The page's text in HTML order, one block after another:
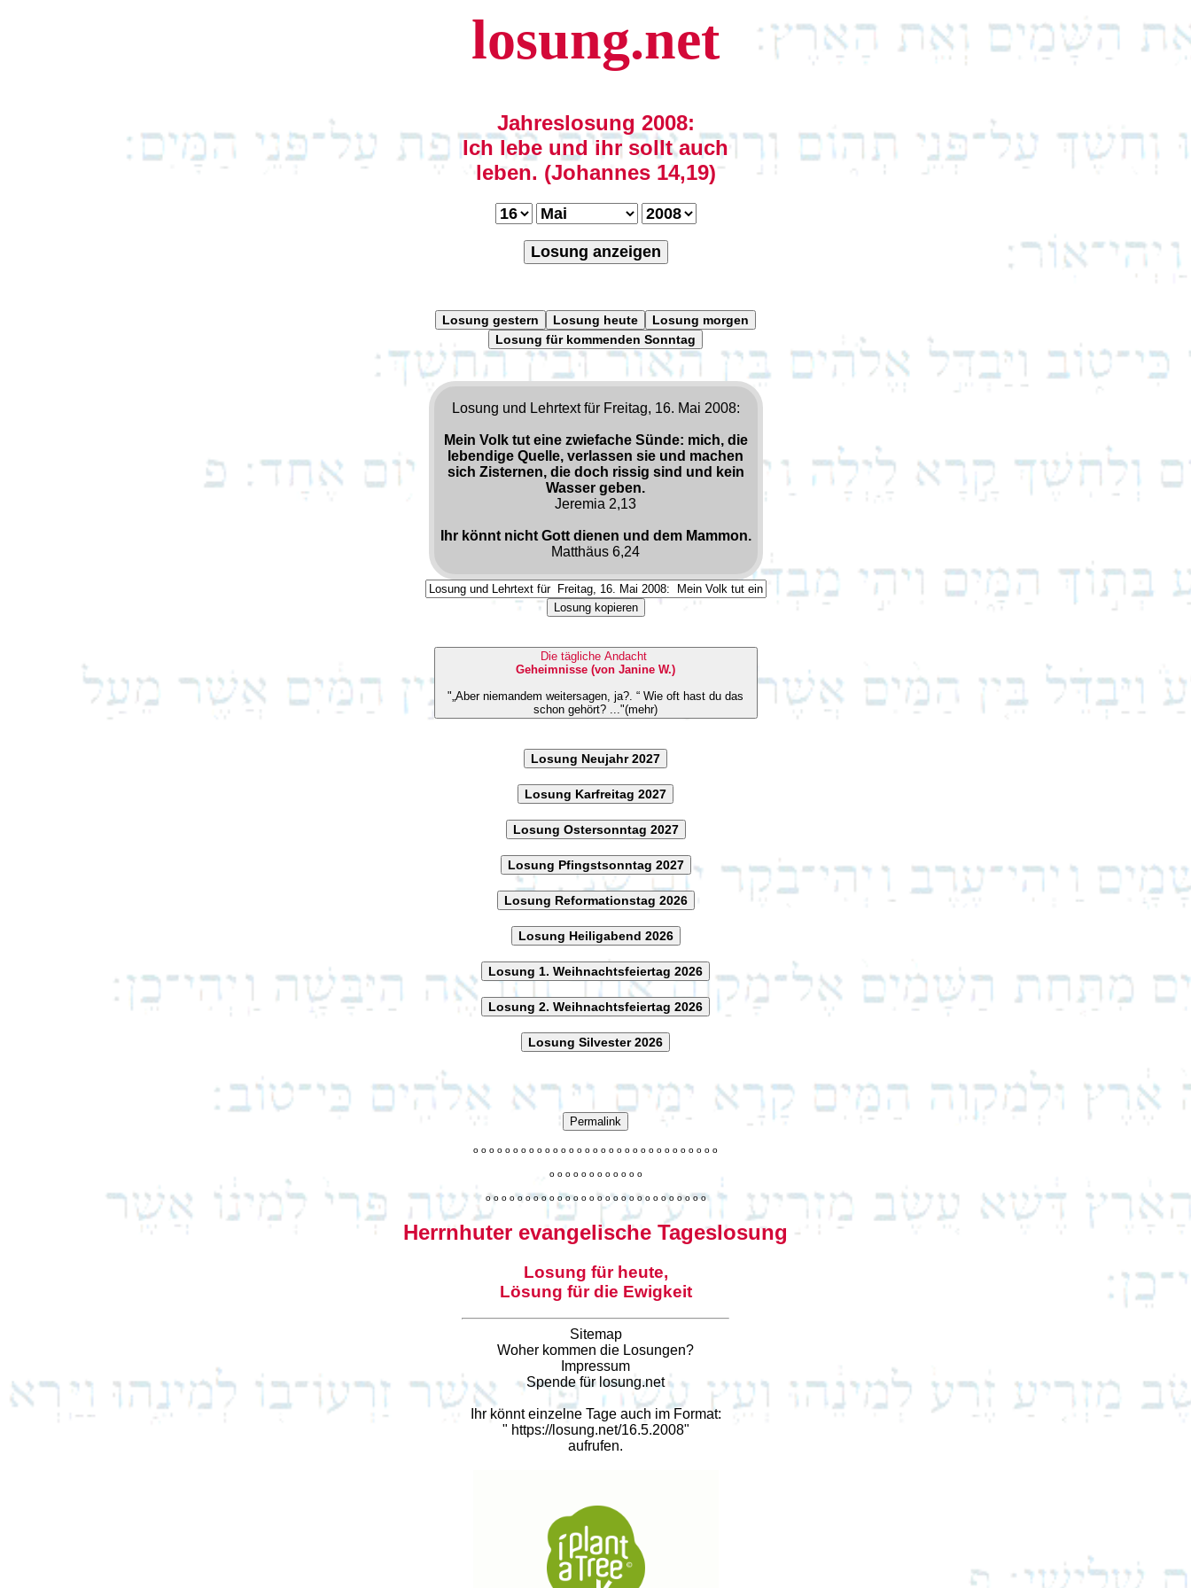
losung.net
Jahreslosung 2008:
Ich lebe und ihr sollt auch
leben. (Johannes 14,19)
Losung anzeigen
Losung gestern Losung heute
Losung morgen
Losung für kommenden Sonntag
Losung und Lehrtext für Freitag, 16. Mai 2008:
Mein Volk tut eine zwiefache Sünde: mich, die
lebendige Quelle, verlassen sie und machen
sich Zisternen, die doch rissig sind und kein
Wasser geben.
Jeremia 2,13
Ihr könnt nicht Gott dienen und dem Mammon.
Matthäus 6,24
Losung kopieren
Die tägliche Andacht
Geheimnisse (von Janine W.)
"„Aber niemandem weitersagen, ja?. “ Wie oft hast du das
schon gehört? ..."(mehr)
Losung Neujahr 2027
Losung Karfreitag 2027
Losung Ostersonntag 2027
Losung Pfingstsonntag 2027
Losung Reformationstag 2026
Losung Heiligabend 2026
Losung 1. Weihnachtsfeiertag 2026
Losung 2. Weihnachtsfeiertag 2026
Losung Silvester 2026
Permalink
o o o o o o o o o o o o o o o o o o o o o o o o o o o o o o o
o o o o o o o o o o o o
o o o o o o o o o o o o o o o o o o o o o o o o o o o o
Herrnhuter evangelische Tageslosung
Losung für heute,
Lösung für die Ewigkeit
Sitemap
Woher kommen die Losungen?
Impressum
Spende für losung.net
Ihr könnt einzelne Tage auch im Format:
" https://losung.net/16.5.2008"
aufrufen.